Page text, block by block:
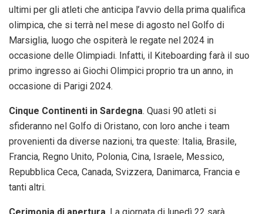
ultimi per gli atleti che anticipa l’avvio della prima qualifica
olimpica, che si terrà nel mese di agosto nel Golfo di
Marsiglia, luogo che ospiterà le regate nel 2024 in
occasione delle Olimpiadi. Infatti, il Kiteboarding farà il suo
primo ingresso ai Giochi Olimpici proprio tra un anno, in
occasione di Parigi 2024.
Cinque Continenti in Sardegna. Quasi 90 atleti si
sfideranno nel Golfo di Oristano, con loro anche i team
provenienti da diverse nazioni, tra queste: Italia, Brasile,
Francia, Regno Unito, Polonia, Cina, Israele, Messico,
Repubblica Ceca, Canada, Svizzera, Danimarca, Francia e
tanti altri.